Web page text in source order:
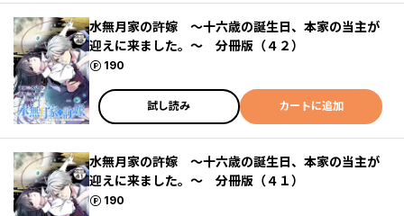
水無月家の許嫁 ～十六歳の誕生日、本家の当主が
迎えに来ました。～ 分冊版（４２）
190
ポイント
試し読み カートに追加
水無月家の許嫁 ～十六歳の誕生日、本家の当主が
迎えに来ました。～ 分冊版（４１）
190
ポイント